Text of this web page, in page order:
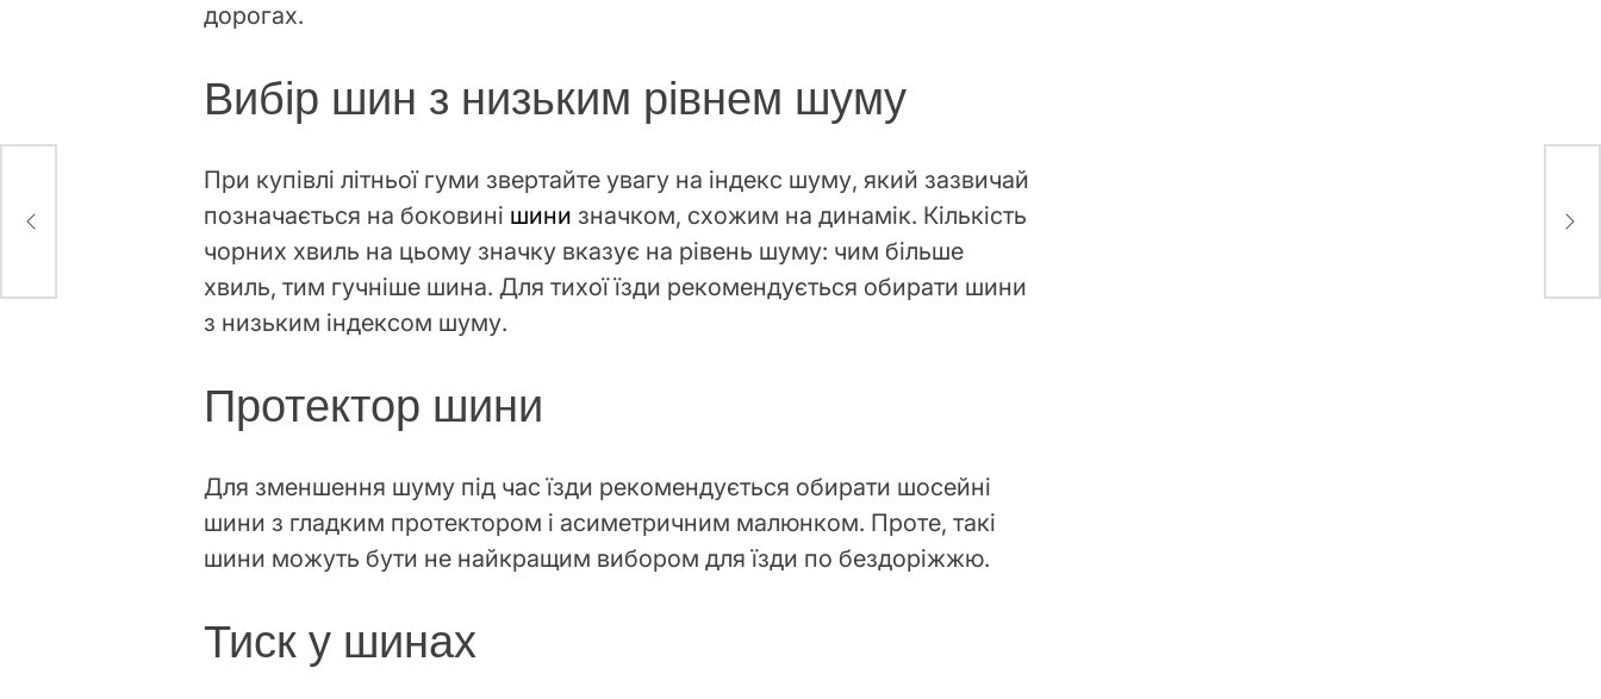
дорогах.
Вибір шин з низьким рівнем шуму
При купівлі літньої гуми звертайте увагу на індекс шуму, який зазвичай
позначається на боковині шини значком, схожим на динамік. Кількість
чорних хвиль на цьому значку вказує на рівень шуму: чим більше
хвиль, тим гучніше шина. Для тихої їзди рекомендується обирати шини
з низьким індексом шуму.
Протектор шини
Для зменшення шуму під час їзди рекомендується обирати шосейні
шини з гладким протектором і асиметричним малюнком. Проте, такі
шини можуть бути не найкращим вибором для їзди по бездоріжжю.
Тиск у шинах